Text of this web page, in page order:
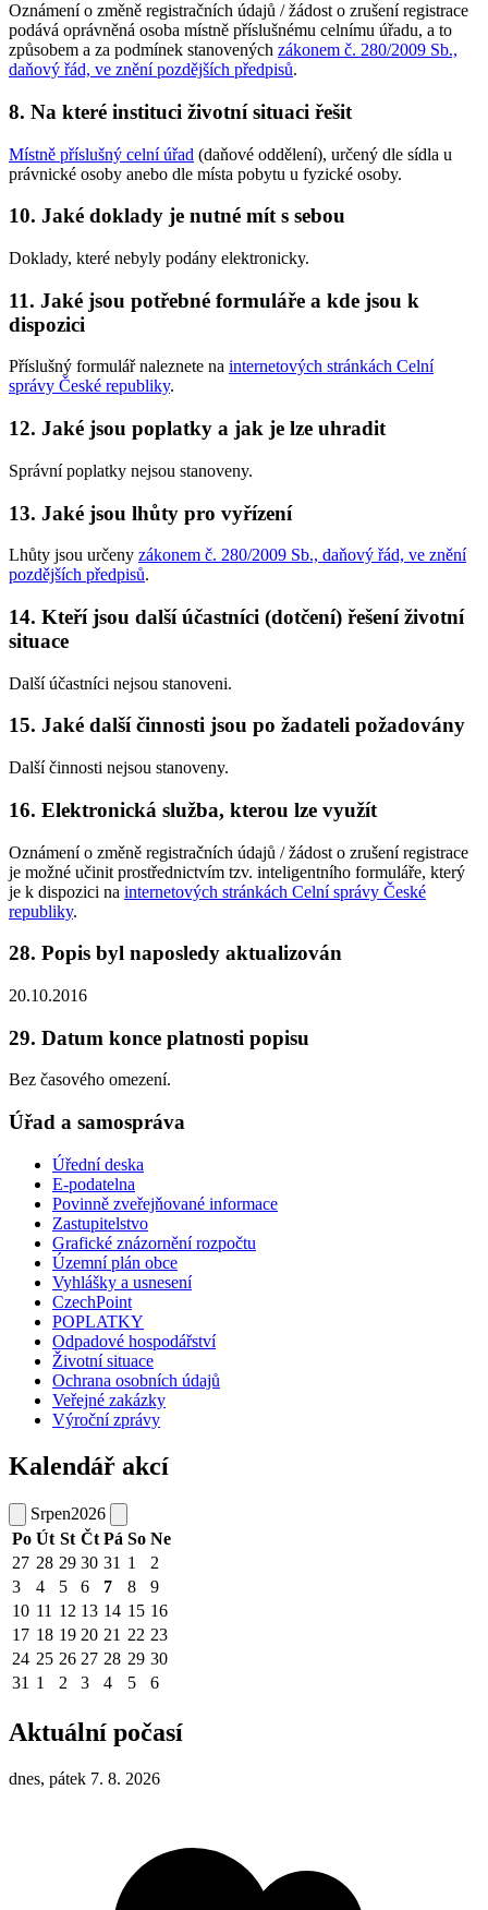
Oznámení o změně registračních údajů / žádost o zrušení registrace
podává oprávněná osoba místně příslušnému celnímu úřadu, a to
způsobem a za podmínek stanovených zákonem č. 280/2009 Sb.,
daňový řád, ve znění pozdějších předpisů.
8. Na které instituci životní situaci řešit
Místně příslušný celní úřad (daňové oddělení), určený dle sídla u
právnické osoby anebo dle místa pobytu u fyzické osoby.
10. Jaké doklady je nutné mít s sebou
Doklady, které nebyly podány elektronicky.
11. Jaké jsou potřebné formuláře a kde jsou k
dispozici
Příslušný formulář naleznete na internetových stránkách Celní
správy České republiky.
12. Jaké jsou poplatky a jak je lze uhradit
Správní poplatky nejsou stanoveny.
13. Jaké jsou lhůty pro vyřízení
Lhůty jsou určeny zákonem č. 280/2009 Sb., daňový řád, ve znění
pozdějších předpisů.
14. Kteří jsou další účastníci (dotčení) řešení životní
situace
Další účastníci nejsou stanoveni.
15. Jaké další činnosti jsou po žadateli požadovány
Další činnosti nejsou stanoveny.
16. Elektronická služba, kterou lze využít
Oznámení o změně registračních údajů / žádost o zrušení registrace
je možné učinit prostřednictvím tzv. inteligentního formuláře, který
je k dispozici na internetových stránkách Celní správy České
republiky.
28. Popis byl naposledy aktualizován
20.10.2016
29. Datum konce platnosti popisu
Bez časového omezení.
Úřad a samospráva
Úřední deska
E-podatelna
Povinně zveřejňované informace
Zastupitelstvo
Grafické znázornění rozpočtu
Územní plán obce
Vyhlášky a usnesení
CzechPoint
POPLATKY
Odpadové hospodářství
Životní situace
Ochrana osobních údajů
Veřejné zakázky
Výroční zprávy
Kalendář akcí
Srpen2026
Po Út St Čt Pá So Ne
27 28 29 30 31 1
2
3
4 5 6 7 8
9
10 11 12 13 14 15 16
17 18 19 20 21 22 23
24 25 26 27 28 29 30
31 1 2 3 4 5 6
Aktuální počasí
dnes, pátek 7. 8. 2026